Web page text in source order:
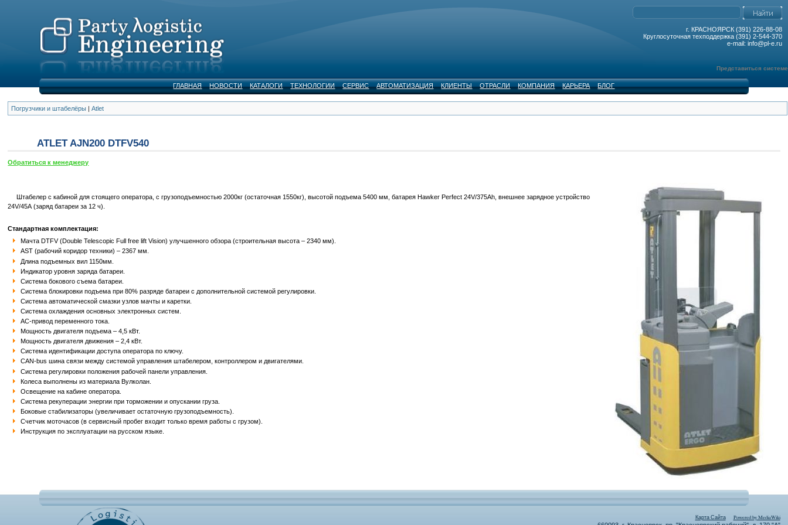
г. КРАСНОЯРСК (391) 226-88-08
Круглосуточная техподдержка (391) 2-544-370
e-mail: info@pl-e.ru
Представиться системе
ГЛАВНАЯ НОВОСТИ КАТАЛОГИ ТЕХНОЛОГИИ СЕРВИС АВТОМАТИЗАЦИЯ КЛИЕНТЫ ОТРАСЛИ КОМПАНИЯ КАРЬЕРА БЛОГ
Погрузчики и штабелёры |Atlet
ATLET AJN200 DTFV540
Обратиться к менеджеру
Штабелер с кабиной для стоящего оператора, с грузоподъемностью 2000кг (остаточная 1550кг), высотой подъема 5400 мм, батарея Hawker Perfect 24V/375Аh, внешнее зарядное устройство
24V/45А (заряд батареи за 12 ч).
Стандартная комплектация:
Мачта DTFV (Double Telescopic Full free lift Vision) улучшенного обзора (строительная высота – 2340 мм).
AST (рабочий коридор техники) – 2367 мм.
Длина подъемных вил 1150мм.
Индикатор уровня заряда батареи.
Система бокового съема батареи.
Система блокировки подъема при 80% разряде батареи с дополнительной системой регулировки.
Система автоматической смазки узлов мачты и каретки.
Система охлаждения основных электронных систем.
АС-привод переменного тока.
Мощность двигателя подъема – 4,5 кВт.
Мощность двигателя движения – 2,4 кВт.
Система идентификации доступа оператора по ключу.
CAN-bus шина связи между системой управления штабелером, контроллером и двигателями.
Система регулировки положения рабочей панели управления.
Колеса выполнены из материала Вулколан.
Освещение на кабине оператора.
Система рекуперации энергии при торможении и опускании груза.
Боковые стабилизаторы (увеличивает остаточную грузоподъемность).
Счетчик моточасов (в сервисный пробег входит только время работы с грузом).
Инструкция по эксплуатации на русском языке.
Карта Сайта Powered by MediaWiki